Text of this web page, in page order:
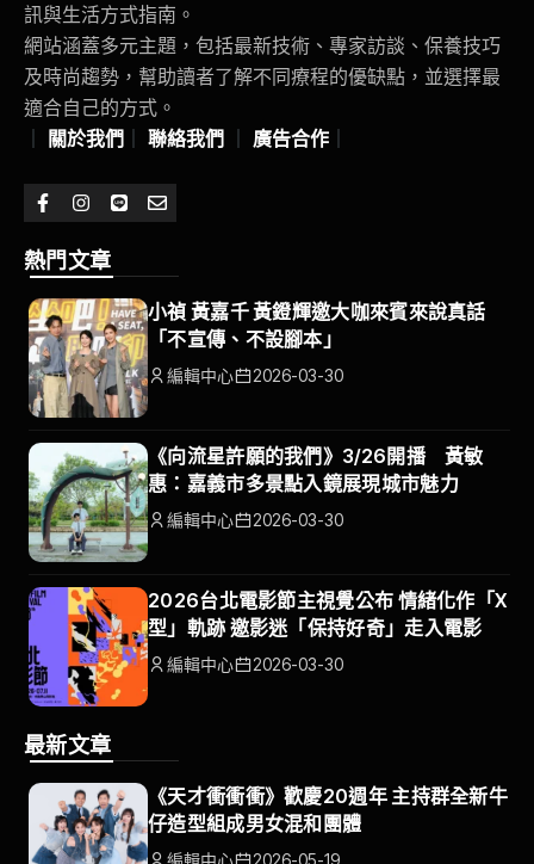
訊與生活方式指南。
網站涵蓋多元主題，包括最新技術、專家訪談、保養技巧
及時尚趨勢，幫助讀者了解不同療程的優缺點，並選擇最
適合自己的方式。
關於我們 聯絡我們 廣告合作
熱門文章
小禎 黃嘉千 黃鐙輝邀大咖來賓來說真話
「不宣傳、不設腳本」
編輯中心 2026-03-30
《向流星許願的我們》3/26開播 黃敏
惠：嘉義市多景點入鏡展現城市魅力
編輯中心 2026-03-30
2026台北電影節主視覺公布 情緒化作「X
型」軌跡 邀影迷「保持好奇」走入電影
編輯中心 2026-03-30
最新文章
《天才衝衝衝》歡慶20週年 主持群全新牛
仔造型組成男女混和團體
編輯中心 2026-05-19